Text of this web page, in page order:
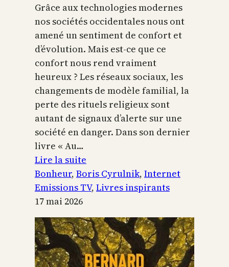
Grâce aux technologies modernes
nos sociétés occidentales nous ont
amené un sentiment de confort et
d’évolution. Mais est-ce que ce
confort nous rend vraiment
heureux ? Les réseaux sociaux, les
changements de modèle familial, la
perte des rituels religieux sont
autant de signaux d’alerte sur une
société en danger. Dans son dernier
livre « Au…
Lire la suite
Boris
Cyrulnik,
petits
bonheurs
Bonheur, Boris Cyrulnik, Internet
Emissions TV, Livres inspirants
17 mai 2026